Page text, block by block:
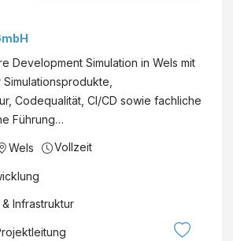
Development Simulation in Wels mit
Codequalität, CI/CD sowie fachliche
Führung…
Wels Vollzeit
Infrastruktur